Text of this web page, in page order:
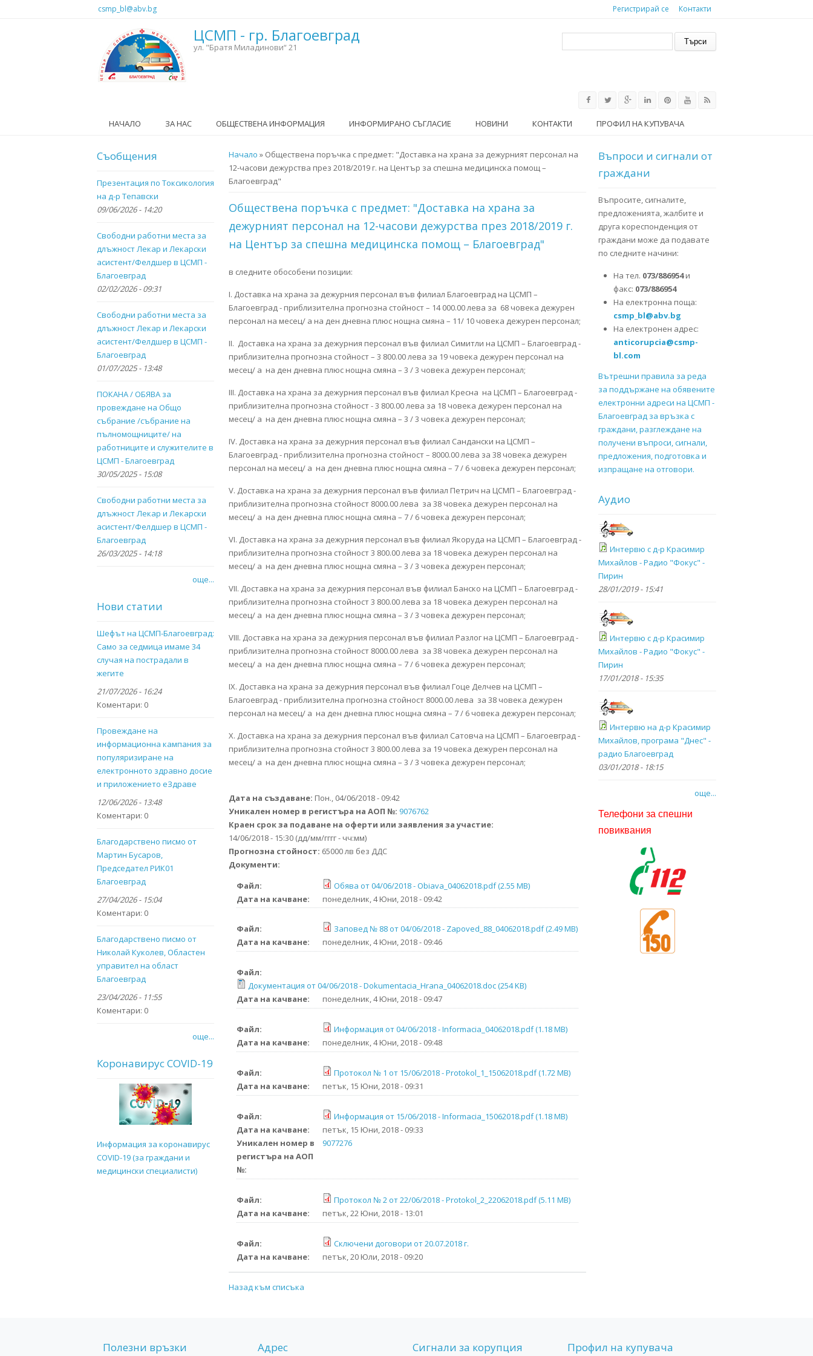
Премини към основното съдържание
csmp_bl@abv.bg Регистрирай се Контакти
ЦСМП - гр. Благоевград
ул. "Братя Миладинови“ 21
НАЧАЛО ЗА НАС ОБЩЕСТВЕНА ИНФОРМАЦИЯ ИНФОРМИРАНО СЪГЛАСИЕ НОВИНИ КОНТАКТИ ПРОФИЛ НА КУПУВАЧА
Вие сте тук
Начало » Обществена поръчка с предмет: "Доставка на храна за дежурният персонал на
12-часови дежурства през 2018/2019 г. на Център за спешна медицинска помощ –
Благоевград"
Обществена поръчка с предмет: "Доставка на храна за
дежурният персонал на 12-часови дежурства през 2018/2019 г.
на Център за спешна медицинска помощ – Благоевград"
в следните обособени позиции:
І. Доставка на храна за дежурния персонал във филиал Благоевград на ЦСМП –
Благоевград - приблизителна прогнозна стойност – 14 000.00 лева за 68 човека дежурен
персонал на месец/ а на ден дневна плюс нощна смяна – 11/ 10 човека дежурен персонал;
ІІ. Доставка на храна за дежурния персонал във филиал Симитли на ЦСМП – Благоевград -
приблизителна прогнозна стойност – 3 800.00 лева за 19 човека дежурен персонал на
месец/ а на ден дневна плюс нощна смяна – 3 / 3 човека дежурен персонал;
ІІІ. Доставка на храна за дежурния персонал във филиал Кресна на ЦСМП – Благоевград -
приблизителна прогнозна стойност - 3 800.00 лева за 18 човека дежурен персонал на
месец/ а на ден дневна плюс нощна смяна – 3 / 3 човека дежурен персонал;
ІV. Доставка на храна за дежурния персонал във филиал Сандански на ЦСМП –
Благоевград - приблизителна прогнозна стойност – 8000.00 лева за 38 човека дежурен
персонал на месец/ а на ден дневна плюс нощна смяна – 7 / 6 човека дежурен персонал;
V. Доставка на храна за дежурния персонал във филиал Петрич на ЦСМП – Благоевград -
приблизителна прогнозна стойност 8000.00 лева за 38 човека дежурен персонал на
месец/ а на ден дневна плюс нощна смяна – 7 / 6 човека дежурен персонал;
VІ. Доставка на храна за дежурния персонал във филиал Якоруда на ЦСМП – Благоевград -
приблизителна прогнозна стойност 3 800.00 лева за 18 човека дежурен персонал на
месец/ а на ден дневна плюс нощна смяна – 3 / 3 човека дежурен персонал;
VІІ. Доставка на храна за дежурния персонал във филиал Банско на ЦСМП – Благоевград -
приблизителна прогнозна стойност 3 800.00 лева за 18 човека дежурен персонал на
месец/ а на ден дневна плюс нощна смяна – 3 / 3 човека дежурен персонал;
VIII. Доставка на храна за дежурния персонал във филиал Разлог на ЦСМП – Благоевград -
приблизителна прогнозна стойност 8000.00 лева за 38 човека дежурен персонал на
месец/ а на ден дневна плюс нощна смяна – 7 / 6 човека дежурен персонал;
IX. Доставка на храна за дежурния персонал във филиал Гоце Делчев на ЦСМП –
Благоевград - приблизителна прогнозна стойност 8000.00 лева за 38 човека дежурен
персонал на месец/ а на ден дневна плюс нощна смяна – 7 / 6 човека дежурен персонал;
X. Доставка на храна за дежурния персонал във филиал Сатовча на ЦСМП – Благоевград -
приблизителна прогнозна стойност 3 800.00 лева за 19 човека дежурен персонал на
месец/ а на ден дневна плюс нощна смяна – 3 / 3 човека дежурен персонал;
Дата на създаване: Пон., 04/06/2018 - 09:42
Уникален номер в регистъра на AОП №: 9076762
Краен срок за подаване на оферти или заявления за участие:
14/06/2018 - 15:30 (дд/мм/гггг - чч:мм)
Прогнозна стойност: 65000 лв без ДДС
Документи:
Файл:
Обява от 04/06/2018 - Obiava_04062018.pdf (2.55 MB)
Дата на качване:
понеделник, 4 Юни, 2018 - 09:42
Файл:
Заповед № 88 от 04/06/2018 - Zapoved_88_04062018.pdf (2.49 MB)
Дата на качване:
понеделник, 4 Юни, 2018 - 09:46
Файл:
Документация от 04/06/2018 - Dokumentacia_Hrana_04062018.doc (254 KB)
Дата на качване:
понеделник, 4 Юни, 2018 - 09:47
Файл:
Информация от 04/06/2018 - Informacia_04062018.pdf (1.18 MB)
Дата на качване:
понеделник, 4 Юни, 2018 - 09:48
Файл:
Протокол № 1 от 15/06/2018 - Protokol_1_15062018.pdf (1.72 MB)
Дата на качване:
петък, 15 Юни, 2018 - 09:31
Файл:
Информация от 15/06/2018 - Informacia_15062018.pdf (1.18 MB)
Дата на качване:
петък, 15 Юни, 2018 - 09:33
Уникален номер в
регистъра на AОП
№:
9077276
Файл:
Протокол № 2 от 22/06/2018 - Protokol_2_22062018.pdf (5.11 MB)
Дата на качване:
петък, 22 Юни, 2018 - 13:01
Файл:
Сключени договори от 20.07.2018 г.
Дата на качване:
петък, 20 Юли, 2018 - 09:20
Назад към списъка
Съобщения
Презентация по Токсикология
на д-р Тепавски
09/06/2026 - 14:20
Свободни работни места за
длъжност Лекар и Лекарски
асистент/Фелдшер в ЦСМП -
Благоевград
02/02/2026 - 09:31
Свободни работни места за
длъжност Лекар и Лекарски
асистент/Фелдшер в ЦСМП -
Благоевград
01/07/2025 - 13:48
ПОКАНА / ОБЯВА за
провеждане на Общо
събрание /събрание на
пълномощниците/ на
работниците и служителите в
ЦСМП - Благоевград
30/05/2025 - 15:08
Свободни работни места за
длъжност Лекар и Лекарски
асистент/Фелдшер в ЦСМП -
Благоевград
26/03/2025 - 14:18
още...
Нови статии
Шефът на ЦСМП-Благоевград:
Само за седмица имаме 34
случая на пострадали в
жегите
21/07/2026 - 16:24
Коментари: 0
Провеждане на
информационна кампания за
популяризиране на
електронното здравно досие
и приложението eЗдраве
12/06/2026 - 13:48
Коментари: 0
Благодарствено писмо от
Мартин Бусаров,
Председател РИК01
Благоевград
27/04/2026 - 15:04
Коментари: 0
Благодарствено писмо от
Николай Куколев, Областен
управител на област
Благоевград
23/04/2026 - 11:55
Коментари: 0
още...
Коронавирус COVID-19
Информация за коронавирус
COVID-19 (за граждани и
медицински специалисти)
Въпроси и сигнали от
граждани
Въпросите, сигналите,
предложенията, жалбите и
друга кореспонденция от
граждани може да подавате
по следните начини:
На тел. 073/886954и
факс: 073/886954
На електронна поща:
csmp_bl@abv.bg
На електронен адрес:
anticorupcia@csmp-
bl.com
Вътрешни правила за реда
за поддържане на обявените
електронни адреси на ЦСМП -
Благоевград за връзка с
граждани, разглеждане на
получени въпроси, сигнали,
предложения, подготовка и
изпращане на отговори.
Аудио
Интервю с д-р Красимир
Михайлов - Радио "Фокус" -
Пирин
28/01/2019 - 15:41
Интервю с д-р Красимир
Михайлов - Радио "Фокус" -
Пирин
17/01/2018 - 15:35
Интервю на д-р Красимир
Михайлов, програма "Днес" -
радио Благоевград
03/01/2018 - 18:15
още...
Телефони за спешни
повиквания
Полезни връзки Адрес Сигнали за корупция Профил на купувача